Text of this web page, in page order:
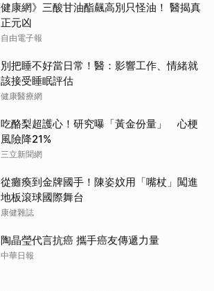
健康網》三酸甘油酯飆高別只怪油！ 醫揭真
正元凶
自由電子報
別把睡不好當日常！醫：影響工作、情緒就
該接受睡眠評估
健康醫療網
吃酪梨超護心！研究曝「黃金份量」 心梗
風險降21%
三立新聞網
從癱瘓到金牌國手！陳姿妏用「嘴杖」闖進
地板滾球國際舞台
康健雜誌
陶晶瑩代言抗癌 攜手癌友傳遞力量
中華日報